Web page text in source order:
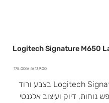
Logitech Signature M650
מחיר ‏175.00 ‏₪ מחיר
‏139.00 ‏₪
עכבר אלחוטי Logitech Signature M650 Large בצבע ורוד
דיוק ועיצוב אלגנטי